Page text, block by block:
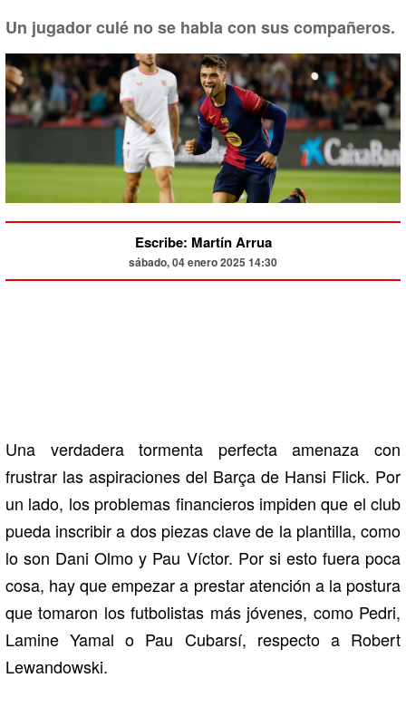
Un jugador culé no se habla con sus compañeros.
Escribe: Martín Arrua
sábado, 04 enero 2025 14:30
Una verdadera tormenta perfecta amenaza con
frustrar las aspiraciones del Barça de Hansi Flick. Por
un lado, los problemas financieros impiden que el club
pueda inscribir a dos piezas clave de la plantilla, como
lo son Dani Olmo y Pau Víctor. Por si esto fuera poca
cosa, hay que empezar a prestar atención a la postura
que tomaron los futbolistas más jóvenes, como Pedri,
Lamine Yamal o Pau Cubarsí, respecto a Robert
Lewandowski.